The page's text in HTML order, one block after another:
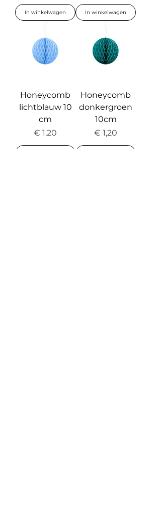
In winkelwagen In winkelwagen
Honeycomb
lichtblauw 10
cm
Prijs
€ 1,20
Honeycomb
donkergroen
10cm
Prijs
€ 1,20